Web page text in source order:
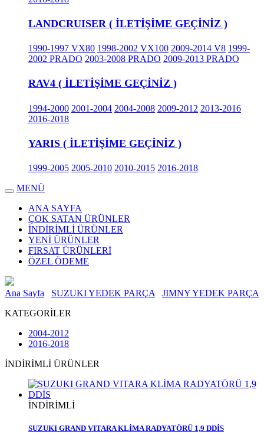
LANDCRUISER ( İLETİŞİME GEÇİNİZ )
1990-1997 VX80 1998-2002 VX100 2009-2014 V8 1999-
2002 PRADO 2003-2008 PRADO 2009-2013 PRADO
RAV4 ( İLETİŞİME GEÇİNİZ )
1994-2000 2001-2004 2004-2008 2009-2012 2013-2016
2016-2018
YARIS ( İLETİŞİME GEÇİNİZ )
1999-2005 2005-2010 2010-2015 2016-2018
MENÜ
ANA SAYFA
ÇOK SATAN ÜRÜNLER
İNDİRİMLİ ÜRÜNLER
YENİ ÜRÜNLER
FIRSAT ÜRÜNLERİ
ÖZEL ÖDEME
Ana Sayfa SUZUKI YEDEK PARÇA
JIMNY YEDEK PARÇA
KATEGORİLER
2004-2012
2016-2018
İNDİRİMLİ ÜRÜNLER
İNDİRİMLİ
SUZUKI GRAND VITARA KLİMA RADYATÖRÜ 1,9 DDİS